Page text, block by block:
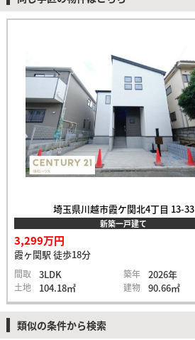
埼玉県川越市霞ケ関北4丁目 13-33
新築一戸建て
3,299万円
霞ヶ関駅 徒歩18分
間取 3LDK 築年 2026年
土地 104.18㎡ 建物 90.66㎡
類似の条件から検索